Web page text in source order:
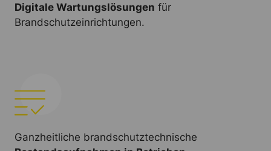
Digitale Wartungslösungen für
Brandschutzeinrichtungen.
Ganzheitliche brandschutztechnische